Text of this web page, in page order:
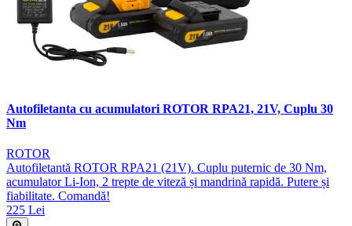
Autofiletanta cu acumulatori ROTOR RPA21, 21V, Cuplu 30
Nm
ROTOR
Autofiletantă ROTOR RPA21 (21V). Cuplu puternic de 30 Nm,
acumulator Li-Ion, 2 trepte de viteză și mandrină rapidă. Putere și
fiabilitate. Comandă!
225 Lei